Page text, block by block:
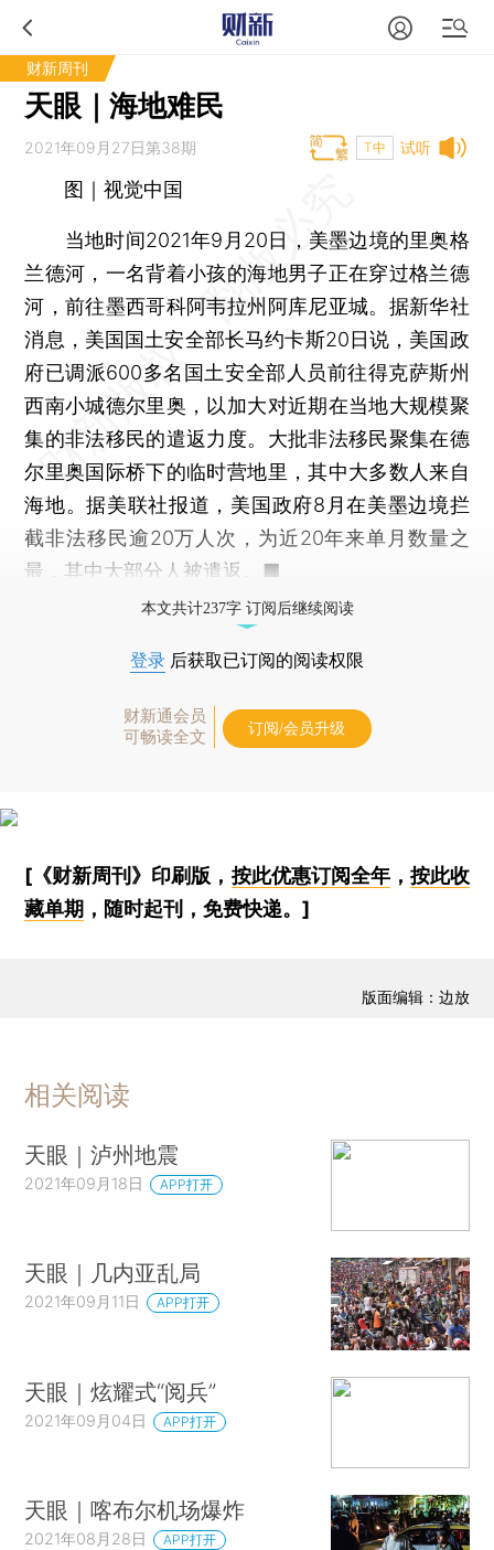
财新周刊
天眼｜海地难民
试听
2021年09月27日第38期 T中
图｜视觉中国
当地时间2021年9月20日，美墨边境的里奥格
兰德河，一名背着小孩的海地男子正在穿过格兰德
河，前往墨西哥科阿韦拉州阿库尼亚城。据新华社
消息，美国国土安全部长马约卡斯20日说，美国政
府已调派600多名国土安全部人员前往得克萨斯州
西南小城德尔里奥，以加大对近期在当地大规模聚
集的非法移民的遣返力度。大批非法移民聚集在德
尔里奥国际桥下的临时营地里，其中大多数人来自
海地。据美联社报道，美国政府8月在美墨边境拦
截非法移民逾20万人次，为近20年来单月数量之
最，其中大部分人被遣返。■
本文共计237字 订阅后继续阅读
登录 后获取已订阅的阅读权限
财新通会员
可畅读全文
订阅/会员升级
[《财新周刊》印刷版， 按此优惠订阅全年， 按此收
藏单期 ，随时起刊，免费快递。]
版面编辑：边放
相关阅读
天眼｜泸州地震
2021年09月18日 APP打开
天眼｜几内亚乱局
2021年09月11日 APP打开
天眼｜炫耀式“阅兵”
2021年09月04日 APP打开
天眼｜喀布尔机场爆炸
2021年08月28日 APP打开